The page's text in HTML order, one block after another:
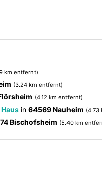
km entfernt)
(3.24 km entfernt)
(4.12 km entfernt)
in 64569 Nauheim (4.73
Bischofsheim (5.40 km